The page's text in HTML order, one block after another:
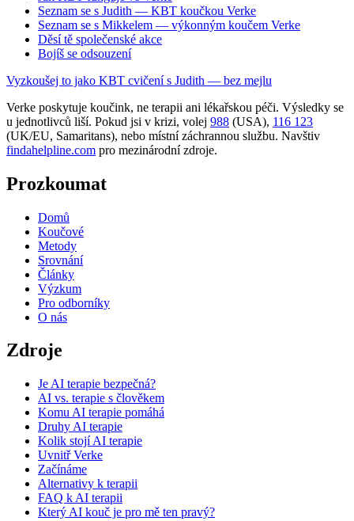
Seznam se s Judith — KBT koučkou Verke
Seznam se s Mikkelem — výkonným koučem Verke
Děsí tě společenské akce
Bojíš se odsouzení
Vyzkoušej to jako KBT cvičení s Judith — bez mejlu
Verke poskytuje koučink, ne terapii ani lékařskou péči. Výsledky se
u jednotlivců liší. Pokud jsi v krizi, volej 988 (USA), 116 123
(UK/EU, Samaritans), nebo místní záchrannou službu. Navštiv
findahelpline.com pro mezinárodní zdroje.
Prozkoumat
Domů
Koučové
Metody
Srovnání
Články
Výzkum
Pro odborníky
O nás
Zdroje
Je AI terapie bezpečná?
AI vs. terapie s člověkem
Komu AI terapie pomáhá
Druhy AI terapie
Kolik stojí AI terapie
Uvnitř Verke
Začínáme
Alternativy k terapii
FAQ k AI terapii
Který AI kouč je pro mě ten pravý?